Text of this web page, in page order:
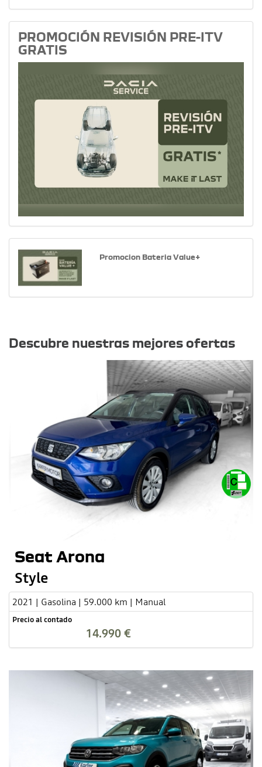
PROMOCIÓN REVISIÓN PRE-ITV
GRATIS
Promocion Bateria Value+
Descubre nuestras mejores ofertas
Seat Arona
Style
2021 | Gasolina | 59.000 km | Manual
Precio al contado
14.990 €